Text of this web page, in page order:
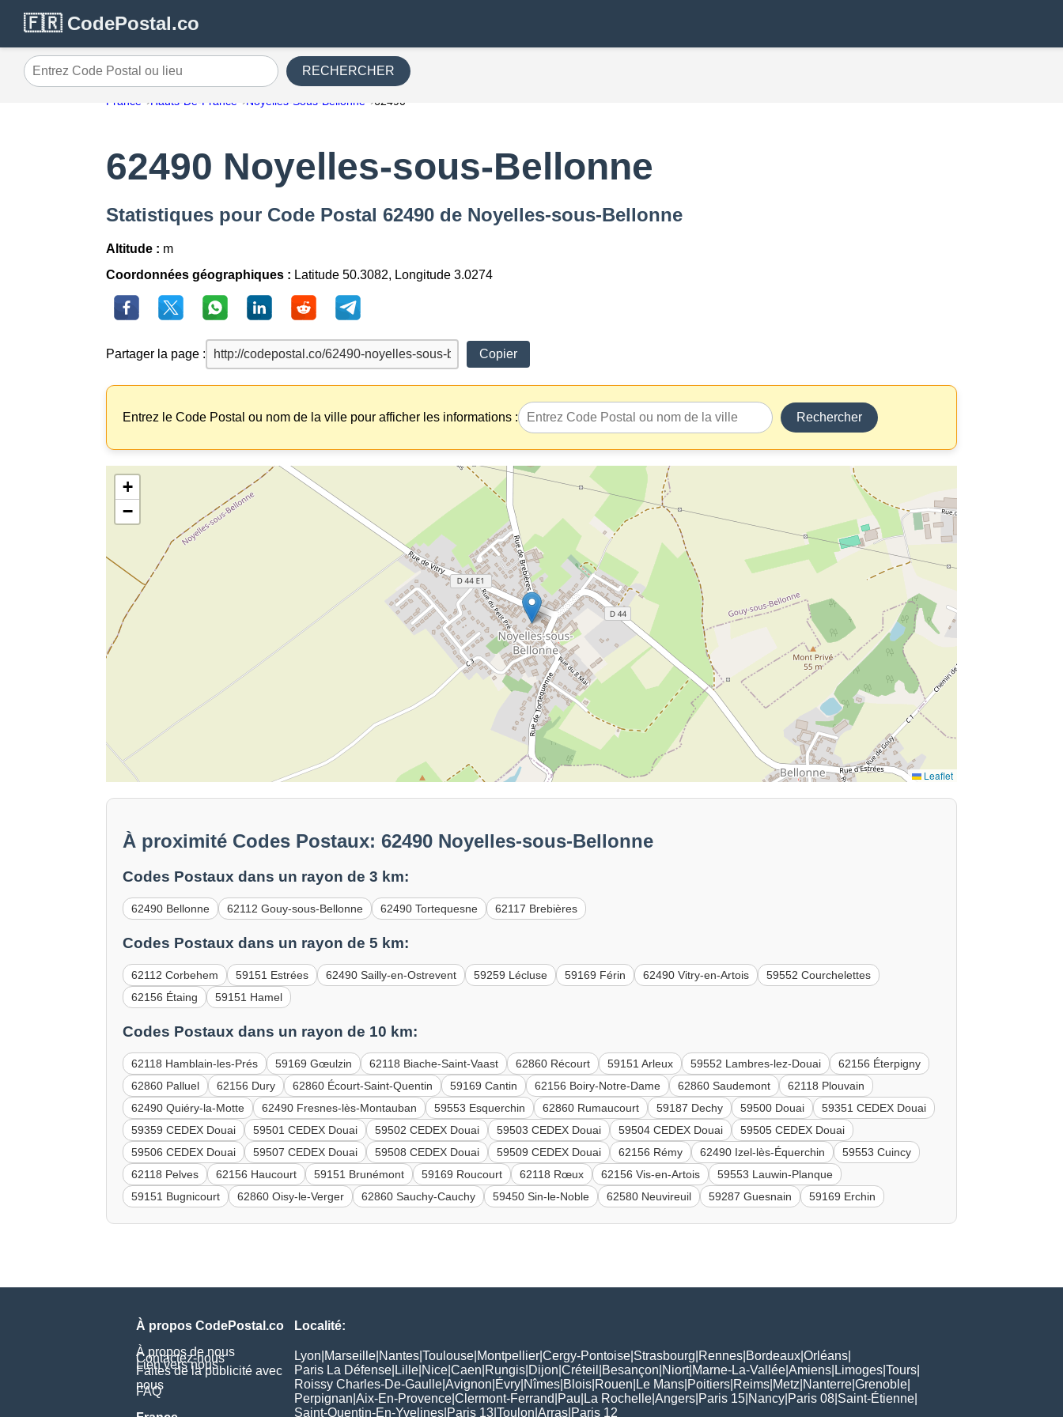
🇫🇷 CodePostal.co
Entrez Code Postal ou lieu RECHERCHER
France Hauts-De-France Noyelles-Sous-Bellonne 62490
62490 Noyelles-sous-Bellonne
Statistiques pour Code Postal 62490 de Noyelles-sous-Bellonne
Altitude : m
Coordonnées géographiques : Latitude 50.3082, Longitude 3.0274
Partager la page : Copier
Entrez le Code Postal ou nom de la ville pour afficher les informations : Rechercher
+
−
Leaflet
À proximité Codes Postaux: 62490 Noyelles-sous-Bellonne
Codes Postaux dans un rayon de 3 km:
62490 Bellonne 62112 Gouy-sous-Bellonne 62490 Tortequesne 62117 Brebières
Codes Postaux dans un rayon de 5 km:
62112 Corbehem 59151 Estrées 62490 Sailly-en-Ostrevent 59259 Lécluse 59169 Férin 62490 Vitry-en-Artois
59552 Courchelettes
62156 Étaing
59151 Hamel
Codes Postaux dans un rayon de 10 km:
62118 Hamblain-les-Prés 59169 Gœulzin 62118 Biache-Saint-Vaast 62860 Récourt 59151 Arleux 59552 Lambres-lez-Douai
62156 Éterpigny
62860 Palluel
62156 Dury 62860 Écourt-Saint-Quentin 59169 Cantin 62156 Boiry-Notre-Dame 62860 Saudemont
62118 Plouvain
62490 Quiéry-la-Motte
62490 Fresnes-lès-Montauban 59553 Esquerchin 62860 Rumaucourt 59187 Dechy 59500 Douai
59351 CEDEX Douai
59359 CEDEX Douai
59501 CEDEX Douai 59502 CEDEX Douai 59503 CEDEX Douai 59504 CEDEX Douai
59505 CEDEX Douai
59506 CEDEX Douai
59507 CEDEX Douai 59508 CEDEX Douai 59509 CEDEX Douai 62156 Rémy 62490 Izel-lès-Équerchin
59553 Cuincy
62118 Pelves
62156 Haucourt 59151 Brunémont 59169 Roucourt 62118 Rœux 62156 Vis-en-Artois
59553 Lauwin-Planque
59151 Bugnicourt
62860 Oisy-le-Verger 62860 Sauchy-Cauchy 59450 Sin-le-Noble 62580 Neuvireuil 59287 Guesnain 59169 Erchin
À propos CodePostal.co
À propos de nous
Contactez-nous
Lien vers nous
Faites de la publicité avec
nous
FAQ
Localité:
Lyon Marseille Nantes Toulouse Montpellier Cergy-Pontoise Strasbourg Rennes Bordeaux Orléans
Paris La Défense Lille Nice Caen Rungis Dijon Créteil Besançon Niort| Marne-La-Vallée Amiens Limoges Tours
Roissy Charles-De-Gaulle Avignon Évry Nîmes Blois Rouen Le Mans Poitiers Reims Metz Nanterre Grenoble
Perpignan Aix-En-Provence Clermont-Ferrand Pau La Rochelle Angers Paris 15 Nancy Paris 08 Saint-Étienne
Saint-Quentin-En-Yvelines Paris 13 Toulon Arras Paris 12